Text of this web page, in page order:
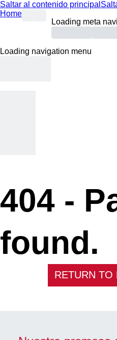
Saltar al contenido principal
Home
Loading meta
Loading navigation menu
404 -
found.
RETURN TO